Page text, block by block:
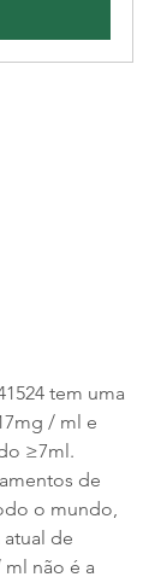
tem uma
/ ml e
≥7ml.
de
o mundo,
de
não é a